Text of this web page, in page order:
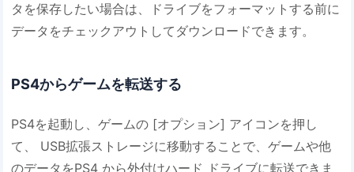
タを保存したい場合は、ドライブをフォーマットする前に
データをチェックアウトしてダウンロードできます。
PS4からゲームを転送する
PS4を起動し、ゲームの [オプション] アイコンを押し
て、 USB拡張ストレージに移動することで、ゲームや他
のデータをPS4 から外付けハード ドライブに転送できま